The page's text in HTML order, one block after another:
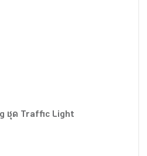
ชุด Traffic Light